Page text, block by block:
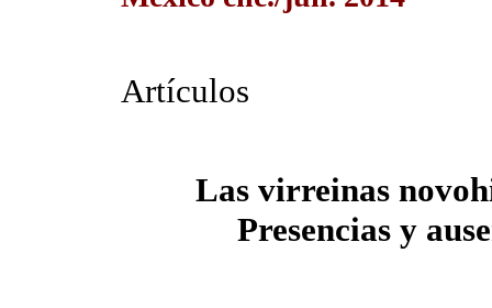
Artículos
Las virreinas
Presencias y